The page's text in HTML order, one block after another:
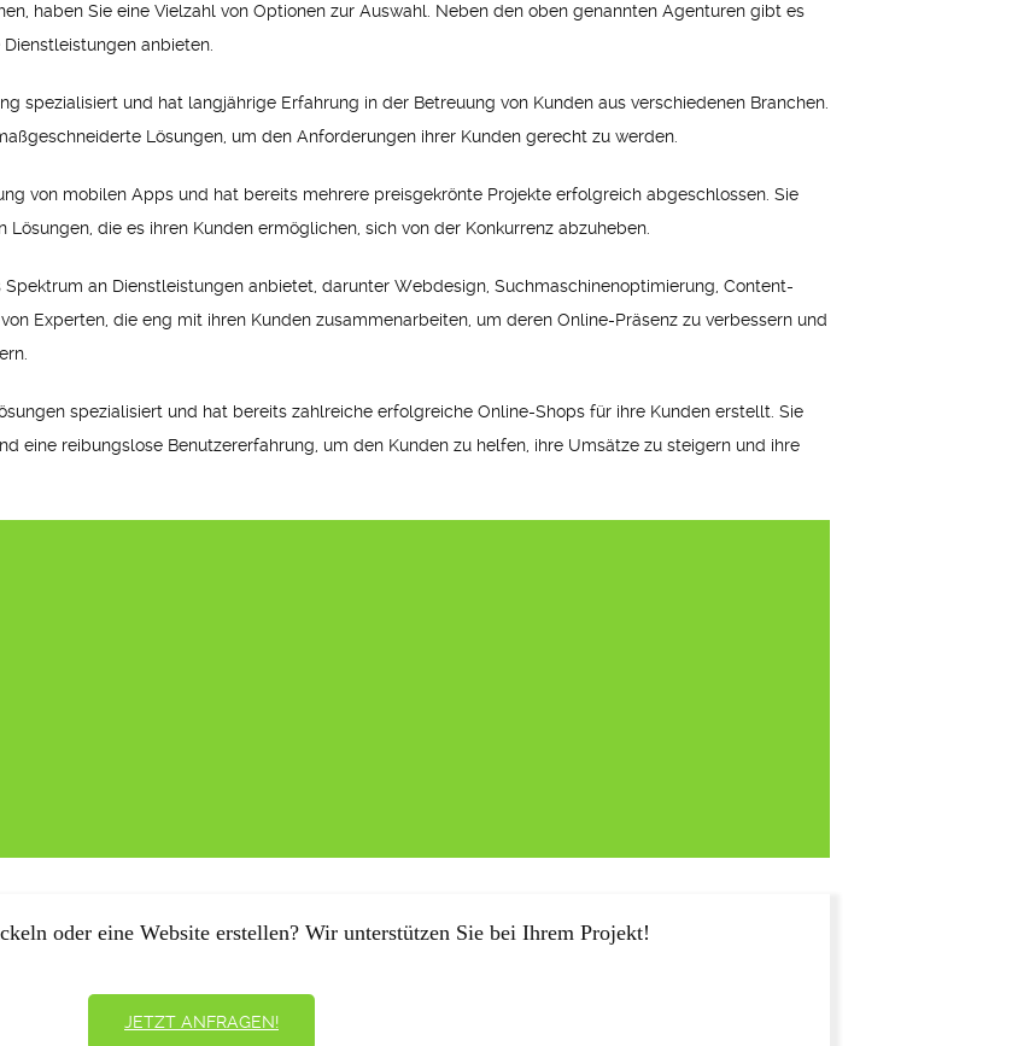
haben Sie eine Vielzahl von Optionen zur Auswahl. Neben den oben genannten Agenturen gibt es
anbieten.
spezialisiert und hat langjährige Erfahrung in der Betreuung von Kunden aus verschiedenen Branchen.
Lösungen, um den Anforderungen ihrer Kunden gerecht zu werden.
von mobilen Apps und hat bereits mehrere preisgekrönte Projekte erfolgreich abgeschlossen. Sie
die es ihren Kunden ermöglichen, sich von der Konkurrenz abzuheben.
an Dienstleistungen anbietet, darunter Webdesign, Suchmaschinenoptimierung, Content-
Experten, die eng mit ihren Kunden zusammenarbeiten, um deren Online-Präsenz zu verbessern und
spezialisiert und hat bereits zahlreiche erfolgreiche Online-Shops für ihre Kunden erstellt. Sie
eine reibungslose Benutzererfahrung, um den Kunden zu helfen, ihre Umsätze zu steigern und ihre
oder eine Website erstellen? Wir unterstützen Sie bei Ihrem Projekt!
JETZT ANFRAGEN!